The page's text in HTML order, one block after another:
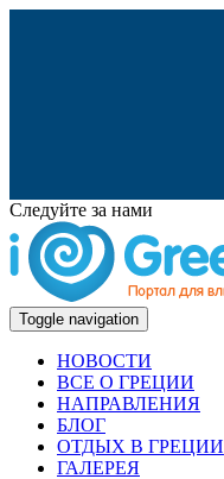
Следуйте за нами
Toggle navigation
НОВОСТИ
ВСЕ О ГРЕЦИИ
НАПРАВЛЕНИЯ
БЛОГ
ОТДЫХ В ГРЕЦИИ
ГАЛЕРЕЯ